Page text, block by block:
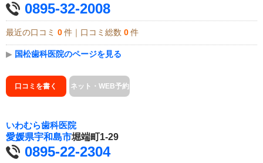
0895-32-2008
最近の口コミ 0 件｜口コミ総数 0 件
▶ 国松歯科医院のページを見る
口コミを書く ネット・WEB予約
いわむら歯科医院
愛媛県宇和島市堀端町1-29
0895-22-2304